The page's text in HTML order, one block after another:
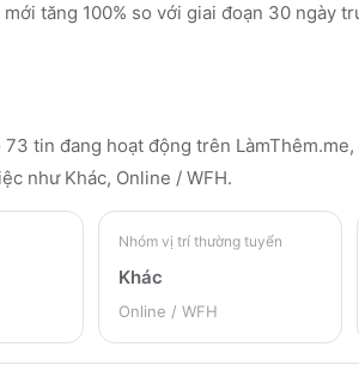
tăng 100% so với giai đoạn 30 ngày
73 tin đang hoạt động trên LàmThêm.me
như Khác, Online / WFH.
Nhóm vị trí thường tuyển
Khác
Online / WFH